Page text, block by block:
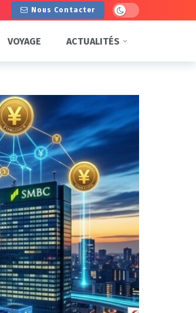
Nous Contacter Dark mode
VOYAGE ACTUALITÉS